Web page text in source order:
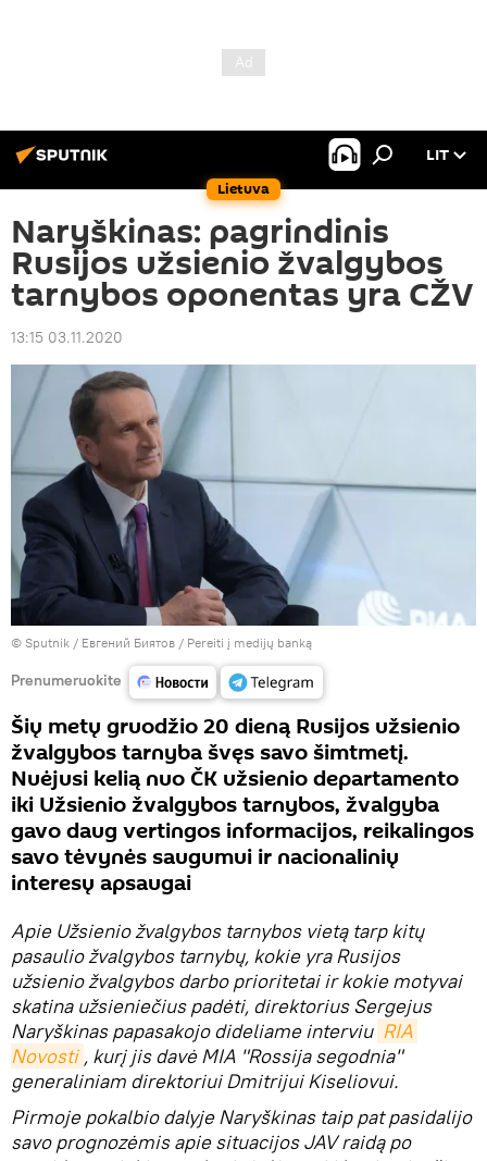
Lietuva
LIT
Naryškinas: pagrindinis
Rusijos užsienio žvalgybos
tarnybos oponentas yra CŽV
13:15 03.11.2020
© Sputnik / Евгений Биятов / Pereiti į medijų banką
Prenumeruokite
Šių metų gruodžio 20 dieną Rusijos užsienio
žvalgybos tarnyba švęs savo šimtmetį.
Nuėjusi kelią nuo ČK užsienio departamento
iki Užsienio žvalgybos tarnybos, žvalgyba
gavo daug vertingos informacijos, reikalingos
savo tėvynės saugumui ir nacionalinių
interesų apsaugai
Apie Užsienio žvalgybos tarnybos vietą tarp kitų
pasaulio žvalgybos tarnybų, kokie yra Rusijos
užsienio žvalgybos darbo prioritetai ir kokie motyvai
skatina užsieniečius padėti, direktorius Sergejus
Naryškinas papasakojo dideliame interviu RIA
Novosti , kurį jis davė MIA "Rossija segodnia"
generaliniam direktoriui Dmitrijui Kiseliovui.
Pirmoje pokalbio dalyje Naryškinas taip pat pasidalijo
savo prognozėmis apie situacijos JAV raidą po